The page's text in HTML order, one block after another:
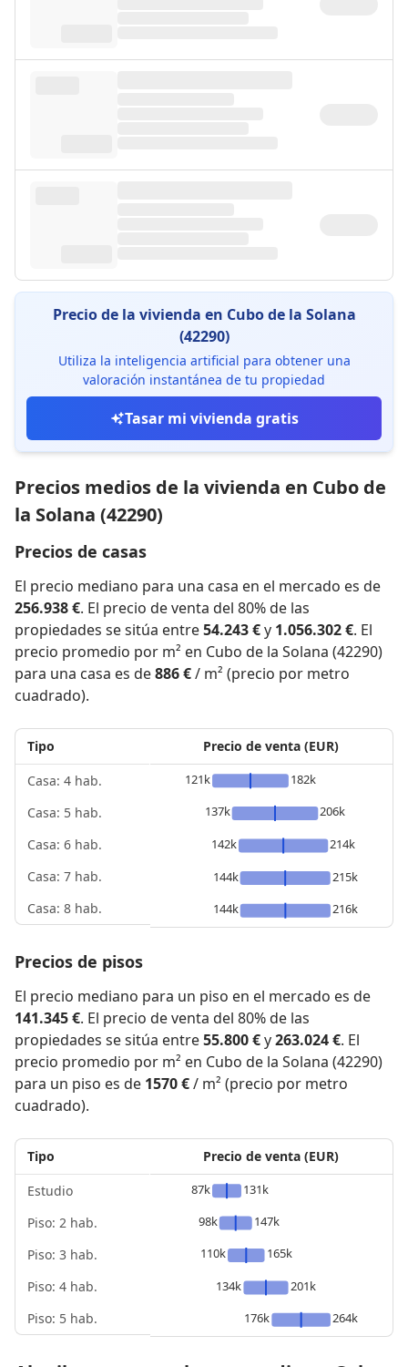
Precio de la vivienda en Cubo de la Solana
(42290)
Utiliza la inteligencia artificial para obtener una
valoración instantánea de tu propiedad
Tasar mi vivienda gratis
Precios medios de la vivienda en Cubo de
la Solana (42290)
Precios de casas
El precio mediano para una casa en el mercado es de
256.938 €. El precio de venta del 80% de las
propiedades se sitúa entre54.243 €y 1.056.302 €. El
precio promedio por m² en Cubo de la Solana (42290)
para una casa es de886 €/ m² (precio por metro
cuadrado).
Tipo
Casa: 4 hab.
Casa: 5 hab.
Casa: 6 hab.
Casa: 7 hab.
Casa: 8 hab.
Precio de venta (EUR)
121k
182k
137k
206k
142k
214k
144k
215k
144k
216k
Precios de pisos
El precio mediano para un piso en el mercado es de
141.345 €. El precio de venta del 80% de las
propiedades se sitúa entre55.800 €y263.024 €. El
precio promedio por m² en Cubo de la Solana (42290)
para un piso es de 1570 €/ m² (precio por metro
cuadrado).
Tipo
Estudio
Piso: 2 hab.
Piso: 3 hab.
Piso: 4 hab.
Piso: 5 hab.
Precio de venta (EUR)
87k
131k
98k
147k
110k
165k
134k
201k
176k
264k